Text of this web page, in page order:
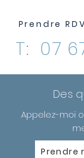
Prendre
T: 07
Des
Appelez-moi
Prendre